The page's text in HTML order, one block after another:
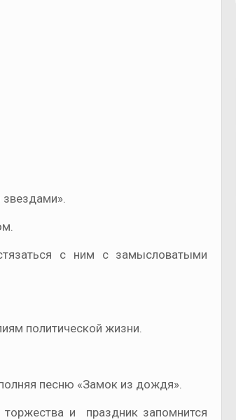
с ним с замысловатыми
политической жизни.
песню «Замок из дождя».
торжества и праздник запомнится